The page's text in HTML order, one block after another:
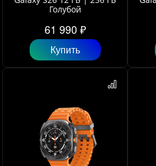
Голубой
61 990 ₽
Купить